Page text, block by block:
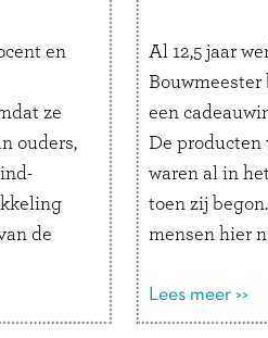
en
ze
ouders,
de
voor
jouw
Al 12,5 jaar
Bouwmeester
een
De producten
waren al in
toen zij
mensen hier
komen? Wat
voor winkel?
Lees meer >>